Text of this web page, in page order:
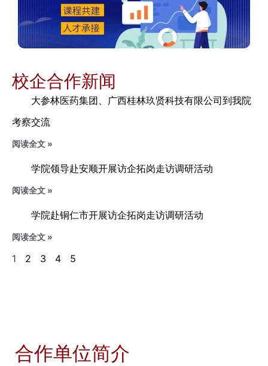
校企合作新闻
大参林医药集团、广西桂林玖贤科技有限公司到我院
考察交流
阅读全文 »
学院领导赴安顺开展访企拓岗走访调研活动
阅读全文 »
学院赴铜仁市开展访企拓岗走访调研活动
阅读全文 »
1 2 3 4 5
合作单位简介